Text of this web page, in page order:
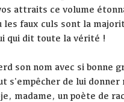
attraits ce volume
les faux culs sont la
qui dit toute la vérité !
son nom avec si bonne
s'empêcher de lui donner
madame, un poète de